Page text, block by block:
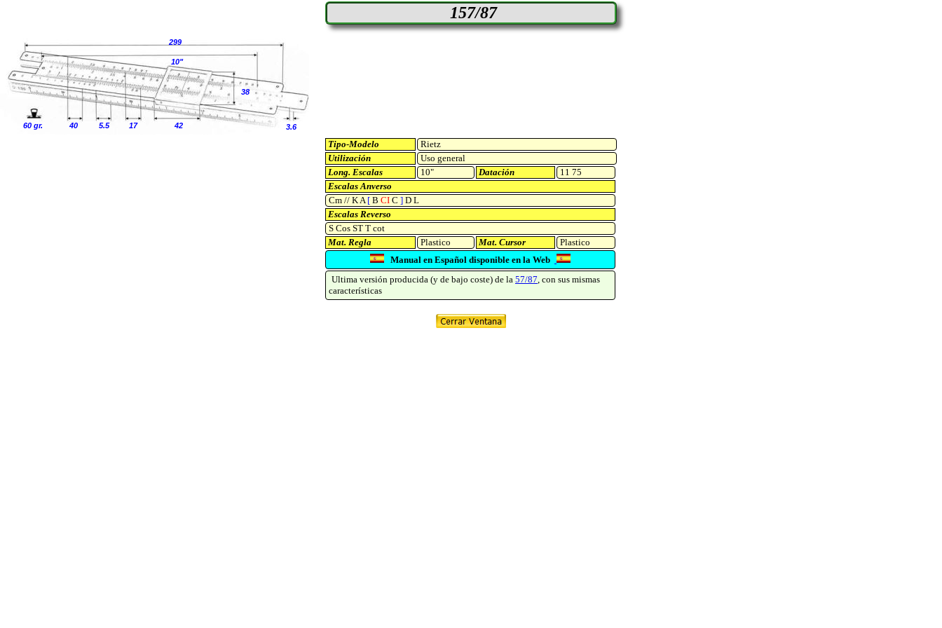
157/87
299
10"
5.5
40 42
38
3.6
17
60 gr.
Tipo-Modelo
Rietz
Utilización
Uso general
Long. Escalas
10" Datación
11 75
Escalas Anverso
Cm // K A[ B CI C ] D L
Escalas Reverso
S Cos ST T cot
Mat. Regla
Plastico Mat. Cursor
Plastico
Manual en Español disponible en la Web
Ultima versión producida (y de bajo coste) de la 57/87, con sus mismas
características